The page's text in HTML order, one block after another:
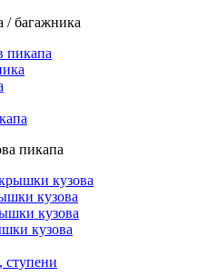
/ багажника
пикапа
пикапа
кузова
кузова
кузова
кузова